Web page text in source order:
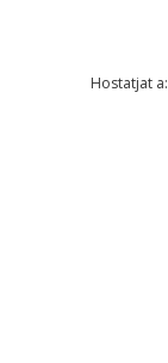
Comentari *
Hostatjat a: